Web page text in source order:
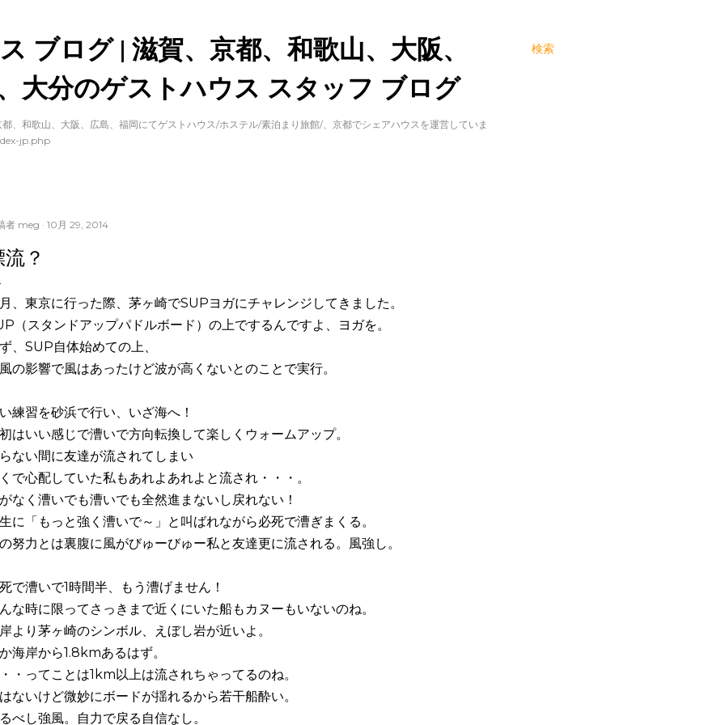
検索
ブログ | 滋賀、京都、和歌山、大阪、
大分のゲストハウス スタッフ ブログ
、和歌山、大阪、広島、福岡にてゲストハウス/ホステル/素泊まり旅館/、京都でシェアハウスを運営していま
jp.php
者 meg 10月 29, 2014
？
、東京に行った際、 茅ヶ崎でSUPヨガにチャレンジしてきました。
（スタンドアップパドルボード）の上でするんですよ、
ヨガを。
、SUP自体始めての上、
の影響で風はあったけど波が高くないとのことで実行。
練習を砂浜で行い、いざ海へ！
はいい感じで漕いで方向転換して楽しくウォームアップ。
ない間に友達が流されてしまい
で心配していた私もあれよあれよと流され・・・。
なく漕いでも漕いでも全然進まないし戻れない！
に「もっと強く漕いで～」と叫ばれながら必死で漕ぎまくる。
努力とは裏腹に風がびゅーびゅー私と友達更に流される。風強し。
で漕いで1時間半、もう漕げません！
な時に限ってさっきまで近くにいた船もカヌーもいないのね。
より茅ヶ崎のシンボル、えぼし岩が近いよ。
海岸から1.8kmあるはず。
・ってことは1km以上は流されちゃってるのね。
ないけど微妙にボードが揺れるから若干船酔い。
べし強風。自力で戻る自信なし。